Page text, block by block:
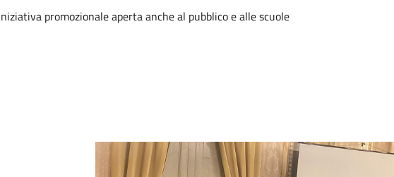
promozionale aperta anche al pubblico e alle scuole